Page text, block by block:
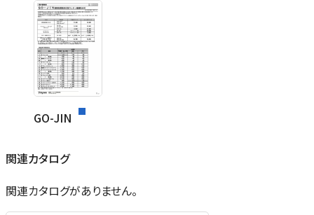
GO-JIN
関連カタログ
関連カタログがありません。